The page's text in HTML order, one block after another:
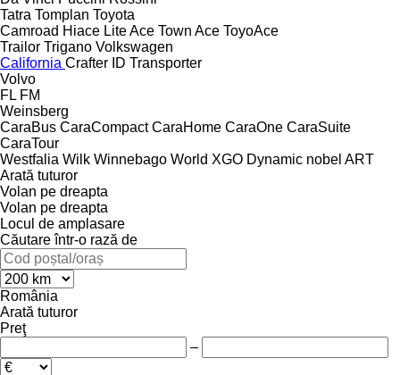
Tatra Tomplan Toyota
Camroad Hiace Lite Ace Town Ace ToyoAce
Trailor Trigano Volkswagen
California Crafter ID Transporter
Volvo
FL FM
Weinsberg
CaraBus CaraCompact CaraHome CaraOne CaraSuite
CaraTour
Westfalia Wilk Winnebago World XGO Dynamic nobel ART
Arată tuturor
Volan pe dreapta
Volan pe dreapta
Locul de amplasare
Căutare într-o rază de
România
Arată tuturor
Preţ
–